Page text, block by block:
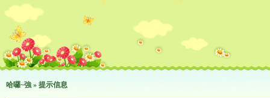
哈囉~強» 提示信息